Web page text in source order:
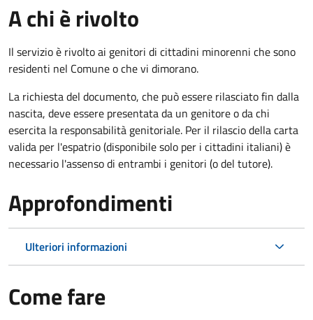
A chi è rivolto
Il servizio è rivolto ai genitori di cittadini minorenni che sono
residenti nel Comune o che vi dimorano.
La richiesta del documento, che può essere rilasciato fin dalla
nascita, deve essere presentata da un genitore o da chi
esercita la responsabilità genitoriale. Per il rilascio della carta
valida per l'espatrio (disponibile solo per i cittadini italiani) è
necessario l'assenso di entrambi i genitori (o del tutore).
Approfondimenti
Ulteriori informazioni
Come fare